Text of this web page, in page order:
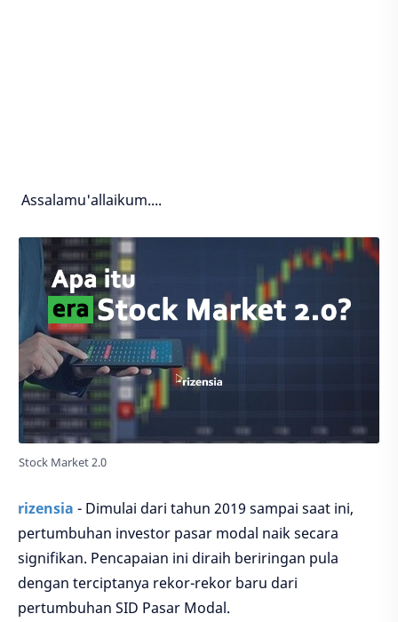
Assalamu'allaikum....
Stock Market 2.0
rizensia - Dimulai dari tahun 2019 sampai saat ini,
pertumbuhan investor pasar modal naik secara
signifikan. Pencapaian ini diraih beriringan pula
dengan terciptanya rekor-rekor baru dari
pertumbuhan SID Pasar Modal.